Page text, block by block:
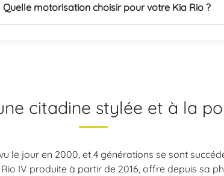
Quelle motorisation choisir pour votre Kia Rio ?
citadine stylée et à la
le jour en 2000, et 4 générations se sont
IV produite à partir de 2016, offre depuis sa